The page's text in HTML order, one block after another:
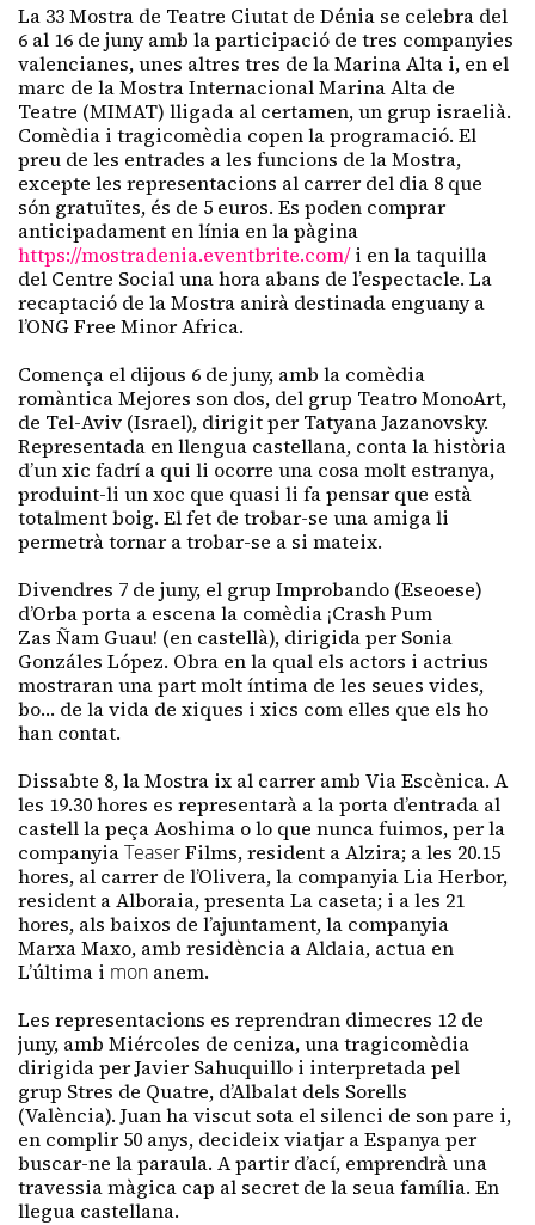
La 33 Mostra de Teatre Ciutat de Dénia se celebra del
6 al 16 de juny amb la participació de tres companyies
valencianes, unes altres tres de la Marina Alta i, en el
marc de la Mostra Internacional Marina Alta de
Teatre (MIMAT) lligada al certamen, un grup israelià.
Comèdia i tragicomèdia copen la programació. El
preu de les entrades a les funcions de la Mostra,
excepte les representacions al carrer del dia 8 que
són gratuïtes, és de 5 euros. Es poden comprar
anticipadament en línia en la pàgina
https://mostradenia.eventbrite.com/i en la taquilla
del Centre Social una hora abans de l’espectacle. La
recaptació de la Mostra anirà destinada enguany a
l’ONG Free MinorAfrica.
Comença el dijous 6 de juny, amb la comèdia
romànticaMejores son dos, del grup TeatroMonoArt,
de Tel-Aviv (Israel), dirigit perTatyanaJazanovsky.
Representada en llengua castellana, conta la història
d’un xic fadrí a qui li ocorre una cosa molt estranya,
produint-li un xoc que quasi li fa pensar que està
totalment boig. El fet de trobar-se una amiga li
permetrà tornar a trobar-se a si mateix.
Divendres 7 de juny, el grup Improbando (Eseoese)
d’Orba porta a escena la comèdia ¡CrashPum
Zas Ñam Guau! (en castellà), dirigida per Sonia
Gonzáles López. Obra en la qual els actors i actrius
mostraran una part molt íntima de les seues vides,
bo… de la vida de xiques i xics com elles que els ho
han contat.
Dissabte 8, la Mostra ix al carrer amb Via Escènica. A
les 19.30 hores es representarà a la porta d’entrada al
castell la peçaAoshima olo que nuncafuimos, per la
companyiaTeaserFilms, resident a Alzira; a les 20.15
hores, al carrer de l’Olivera, la companyia LiaHerbor,
resident a Alboraia, presenta La caseta; i a les 21
hores, als baixos de l’ajuntament, la companyia
MarxaMaxo, amb residència a Aldaia, actua en
L’última i mon anem.
Les representacions es reprendran dimecres 12 de
juny, amb Miércoles de ceniza, una tragicomèdia
dirigida perJavier Sahuquillo i interpretada pel
grup Stres de Quatre, d’Albalat dels Sorells
(València). Juanha viscut sota el silenci de son pare i,
en complir50 anys, decideix viatjar a Espanya per
buscar-ne la paraula. A partir d’ací, emprendrà una
travessia màgica cap al secret de la seua família. En
llegua castellana.